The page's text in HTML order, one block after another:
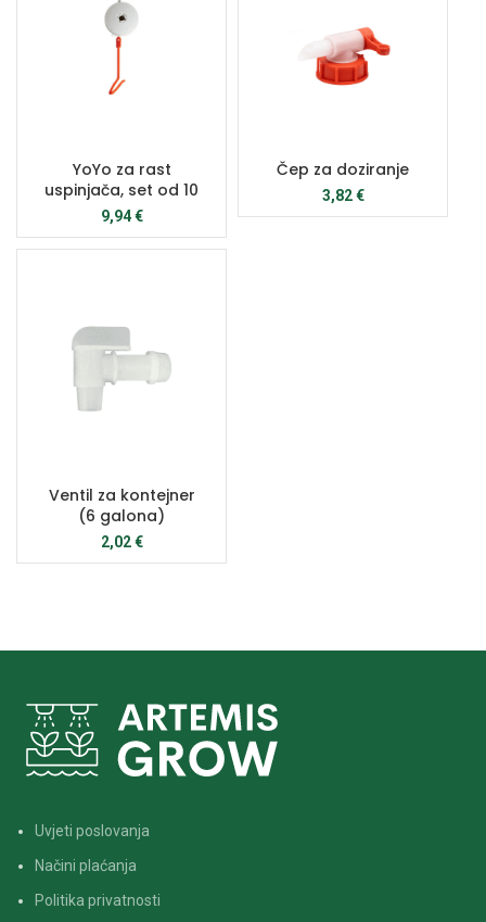
YoYo za rast
uspinjača, set od 10
9,94€
Čep za doziranje
3,82€
Ventil za kontejner
(6 galona)
2,02€
Uvjeti poslovanja
Načini plaćanja
Politika privatnosti